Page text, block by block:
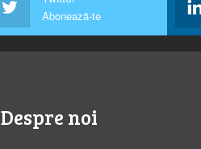
Abonează-te
Despre noi